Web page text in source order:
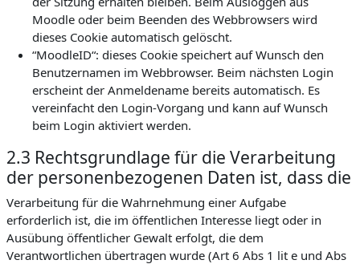
Moodle oder beim Beenden des Webbrowsers wird
dieses Cookie automatisch gelöscht.
“MoodleID“: dieses Cookie speichert auf Wunsch den
Benutzernamen im Webbrowser. Beim nächsten Login
erscheint der Anmeldename bereits automatisch. Es
vereinfacht den Login-Vorgang und kann auf Wunsch
beim Login aktiviert werden.
2.3 Rechtsgrundlage für die Verarbeitung
der personenbezogenen Daten ist, dass die
Verarbeitung für die Wahrnehmung einer Aufgabe
erforderlich ist, die im öffentlichen Interesse liegt oder in
Ausübung öffentlicher Gewalt erfolgt, die dem
Verantwortlichen übertragen wurde (Art 6 Abs 1 lit e und Abs